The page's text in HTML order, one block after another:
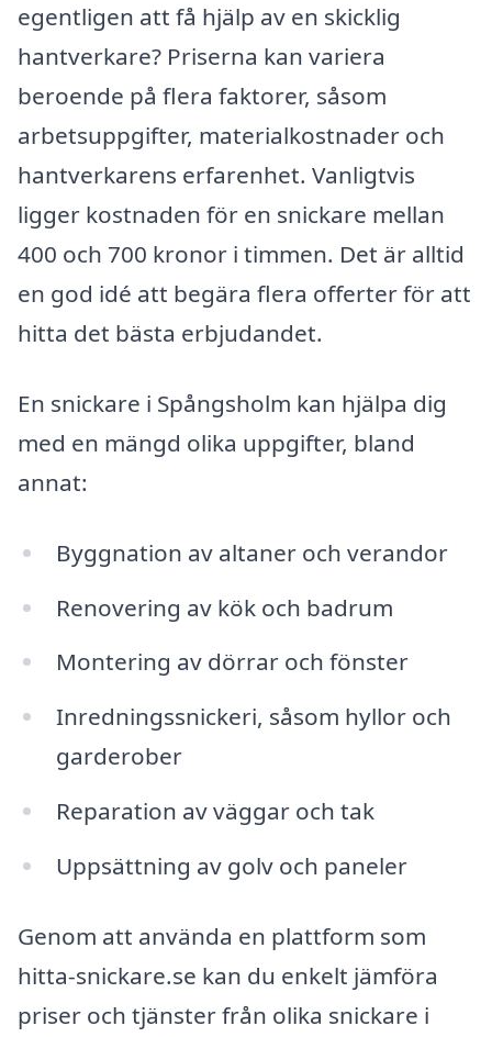
egentligen att få hjälp av en skicklig
hantverkare? Priserna kan variera
beroende på flera faktorer, såsom
arbetsuppgifter, materialkostnader och
hantverkarens erfarenhet. Vanligtvis
ligger kostnaden för en snickare mellan
400 och 700 kronor i timmen. Det är alltid
en god idé att begära flera offerter för att
hitta det bästa erbjudandet.
En snickare i Spångsholm kan hjälpa dig
med en mängd olika uppgifter, bland
annat:
Byggnation av altaner och verandor
Renovering av kök och badrum
Montering av dörrar och fönster
Inredningssnickeri, såsom hyllor och
garderober
Reparation av väggar och tak
Uppsättning av golv och paneler
Genom att använda en plattform som
hitta-snickare.se kan du enkelt jämföra
priser och tjänster från olika snickare i